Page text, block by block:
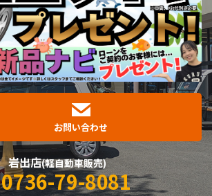
お問い合わせ
岩出店(軽自動車販売)
0736-79-8081